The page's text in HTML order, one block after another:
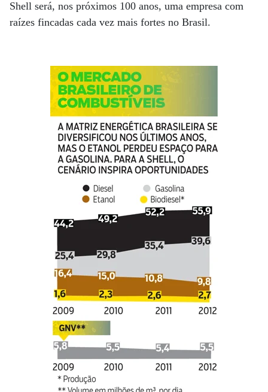
Shell será, nos próximos 100 anos, uma empresa com
raízes fincadas cada vez mais fortes no Brasil.